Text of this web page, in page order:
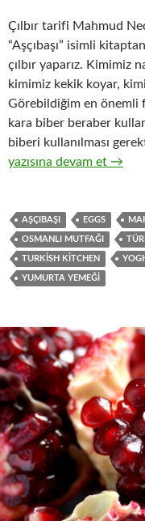
Çılbır tarifi Mahmud
“Aşçıbaşı” isimli
çılbır yaparız. Kimimiz
kimimiz kekik koyar,
Görebildiğim en önemli
kara biber beraber
biberi kullanılması
ÇILBIR / YOĞURTLU
yazısına devam et →
AŞÇIBAŞI EGGS
OSMANLI MUTFAĞI
TURKISH KITCHEN
YUMURTA YEMEĞI